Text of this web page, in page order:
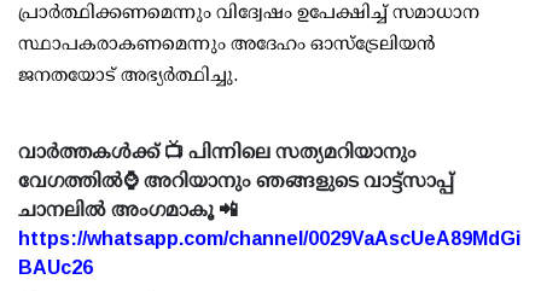
പ്രാർത്ഥിക്കണമെന്നും വിദ്വേഷം ഉപേക്ഷിച്ച് സമാധാന
സ്ഥാപകരാകണമെന്നും അദേഹം ഓസ്‌ട്രേലിയൻ
ജനതയോട് അഭ്യർത്ഥിച്ചു.
വാർത്തകൾക്ക് 📺 പിന്നിലെ സത്യമറിയാനും
വേഗത്തിൽ⌚ അറിയാനും ഞങ്ങളുടെ വാട്ട്സാപ്പ്
ചാനലിൽ അംഗമാകൂ 📲
https://whatsapp.com/channel/0029VaAscUeA89MdGi
BAUc26